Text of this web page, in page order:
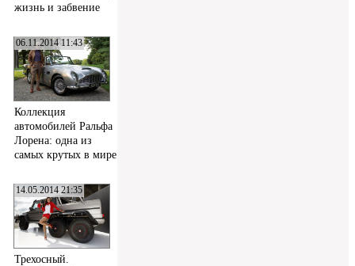
жизнь и забвение
06.11.2014 11:43
Коллекция
автомобилей Ральфа
Лорена: одна из
самых крутых в мире
14.05.2014 21:35
Трехосный.